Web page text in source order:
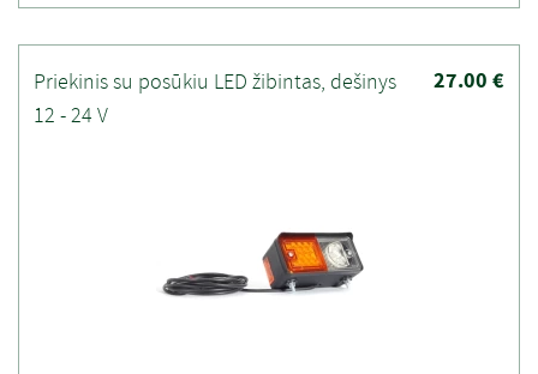
27.00 €
Priekinis su posūkiu LED žibintas, dešinys
12 - 24 V